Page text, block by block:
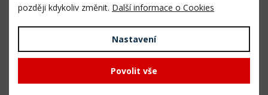
5 ks a více skladem
později kdykoliv změnit. Další informace o Cookies
Nastavení
Povolit vše